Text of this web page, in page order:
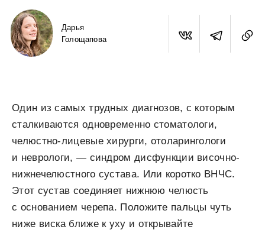
Дарья
Голощапова
Один из самых трудных диагнозов, с которым
сталкиваются одновременно стоматологи,
челюстно-лицевые хирурги, отоларингологи
и неврологи, — синдром дисфункции височно-
нижнечелюстного сустава. Или коротко ВНЧС.
Этот сустав соединяет нижнюю челюсть
с основанием черепа. Положите пальцы чуть
ниже виска ближе к уху и открывайте